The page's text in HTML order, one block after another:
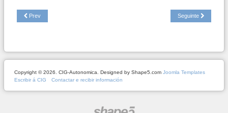
Prev Seguinte
Copyright © 2026. CIG-Autonomica. Designed by Shape5.com Joomla Templates
Escribir á CIG
Contactar e recibir información